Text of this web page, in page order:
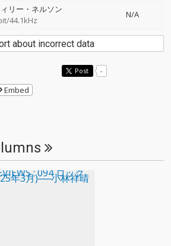
リー・ネルソン
44.1kHz
N/A
about incorrect data
Post -
Embed